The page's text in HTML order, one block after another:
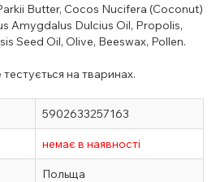
Butter, Cocos Nucifera (Coconut)
Amygdalus Dulcius Oil, Propolis,
Seed Oil, Olive, Beeswax, Pollen.
на тваринах.
5902633257163
немає в наявності
Польща